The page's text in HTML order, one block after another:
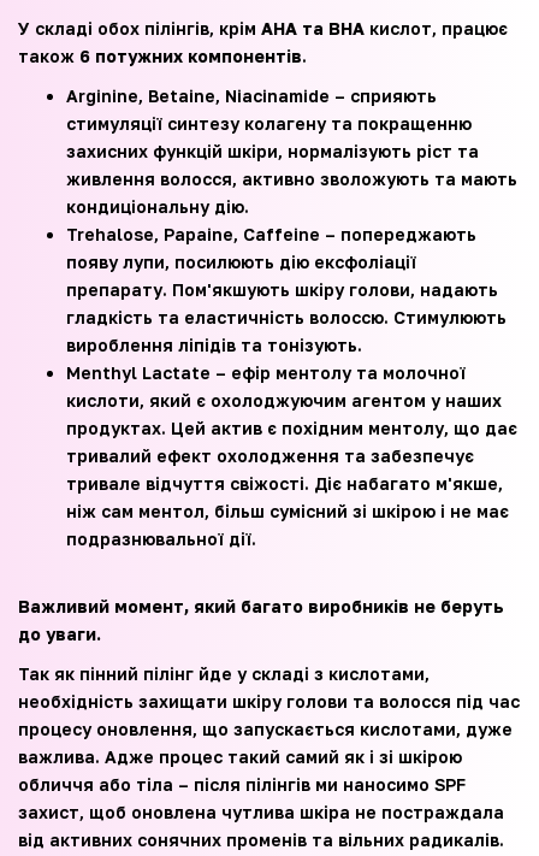
У складі обох пілінгів, крім AHA та ВHA кислот, працює
також 6 потужних компонентів.
Arginine, Betaine, Niacinamide – сприяють
стимуляції синтезу колагену та покращенню
захисних функцій шкіри, нормалізують ріст та
живлення волосся, активно зволожують та мають
кондиціональну дію.
Trehalose, Papaine, Caffeine – попереджають
появу лупи, посилюють дію ексфоліації
препарату. Пом'якшують шкіру голови, надають
гладкість та еластичність волоссю. Стимулюють
вироблення ліпідів та тонізують.
Menthyl Lactate – ефір ментолу та молочної
кислоти, який є охолоджуючим агентом у наших
продуктах. Цей актив є похідним ментолу, що дає
тривалий ефект охолодження та забезпечує
тривале відчуття свіжості. Діє набагато м'якше,
ніж сам ментол, більш сумісний зі шкірою і не має
подразнювальної дії.
Важливий момент, який багато виробників не беруть
до уваги.
Так як пінний пілінг йде у складі з кислотами,
необхідність захищати шкіру голови та волосся під час
процесу оновлення, що запускається кислотами, дуже
важлива. Адже процес такий самий як і зі шкірою
обличчя або тіла – після пілінгів ми наносимо SPF
захист, щоб оновлена чутлива шкіра не постраждала
від активних сонячних променів та вільних радикалів.